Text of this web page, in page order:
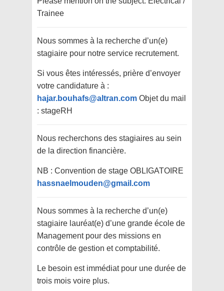
Trainee
Nous sommes à la recherche d’un(e)
stagiaire pour notre service recrutement.
Si vous êtes intéressés, prière d’envoyer
votre candidature à :
hajar.bouhafs@altran.com Objet du mail
: stageRH
Nous recherchons des stagiaires au sein
de la direction financière.
NB : Convention de stage OBLIGATOIRE
hassnaelmouden@gmail.com
Nous sommes à la recherche d’un(e)
stagiaire lauréat(e) d’une grande école de
Management pour des missions en
contrôle de gestion et comptabilité.
Le besoin est immédiat pour une durée de
trois mois voire plus.